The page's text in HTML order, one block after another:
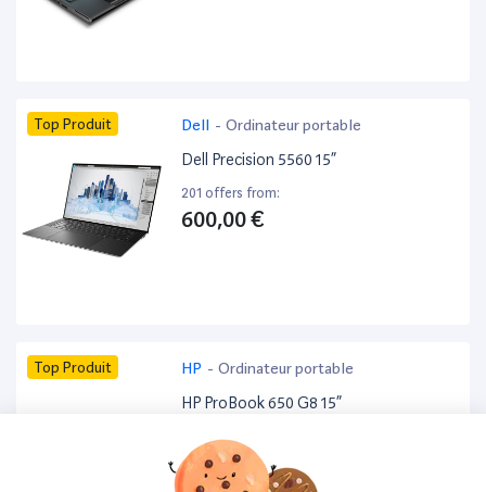
Top Produit Dell - Ordinateur portable
Dell Precision 5560 15”
201 offers from:
600,00 €
Top Produit HP - Ordinateur portable
HP ProBook 650 G8 15”
201 offers from:
295,00 €